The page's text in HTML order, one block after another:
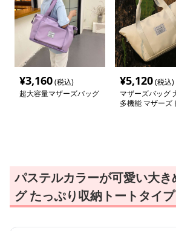
¥3,160(税込)
超大容量マザーズバッグ
¥5,120(税込)
マザーズバッグ
多機能 マザーズ
パステルカラーが可愛い大き
グ たっぷり収納トートタイプ